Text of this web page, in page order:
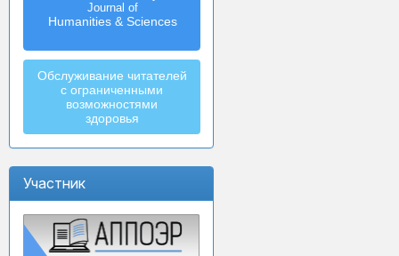
Journal of
Humanities & Sciences
Обслуживание читателей
с ограниченными
возможностями
здоровья
Участник